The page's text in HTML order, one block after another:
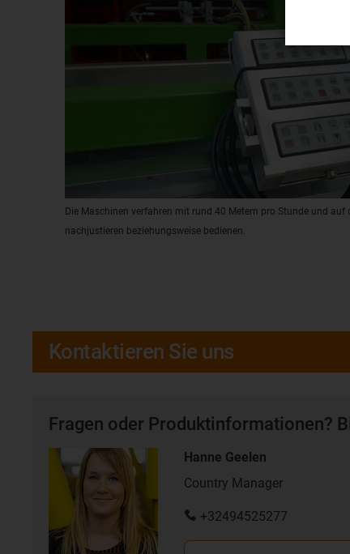
Die Maschinen verfahren mit rund 40 Metern pro Stunde und auf
nachjustieren beziehungsweise bedienen.
Kontaktieren Sie uns
Fragen oder Produktinformationen?
Hanne Geelen
Country Manager
+32494525277